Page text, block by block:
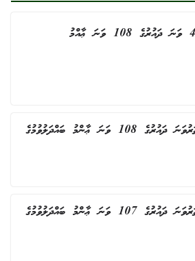
މ. އަތޮޅު ކައުންސިލްގެ 4 ވަނަ ދައުރުގެ 108 ވަނަ ޢާއްމު
މ.އަތޮޅު ކައުންސިލްގެ ހަތަރުވަނަ ދައުރުގެ 108 ވަނަ ޢާންމު ބައްދަލުވުމުގެ
މ.އަތޮޅު ކައުންސިލްގެ ހަތަރުވަނަ ދައުރުގެ 107 ވަނަ ޢާންމު ބައްދަލުވުމުގެ